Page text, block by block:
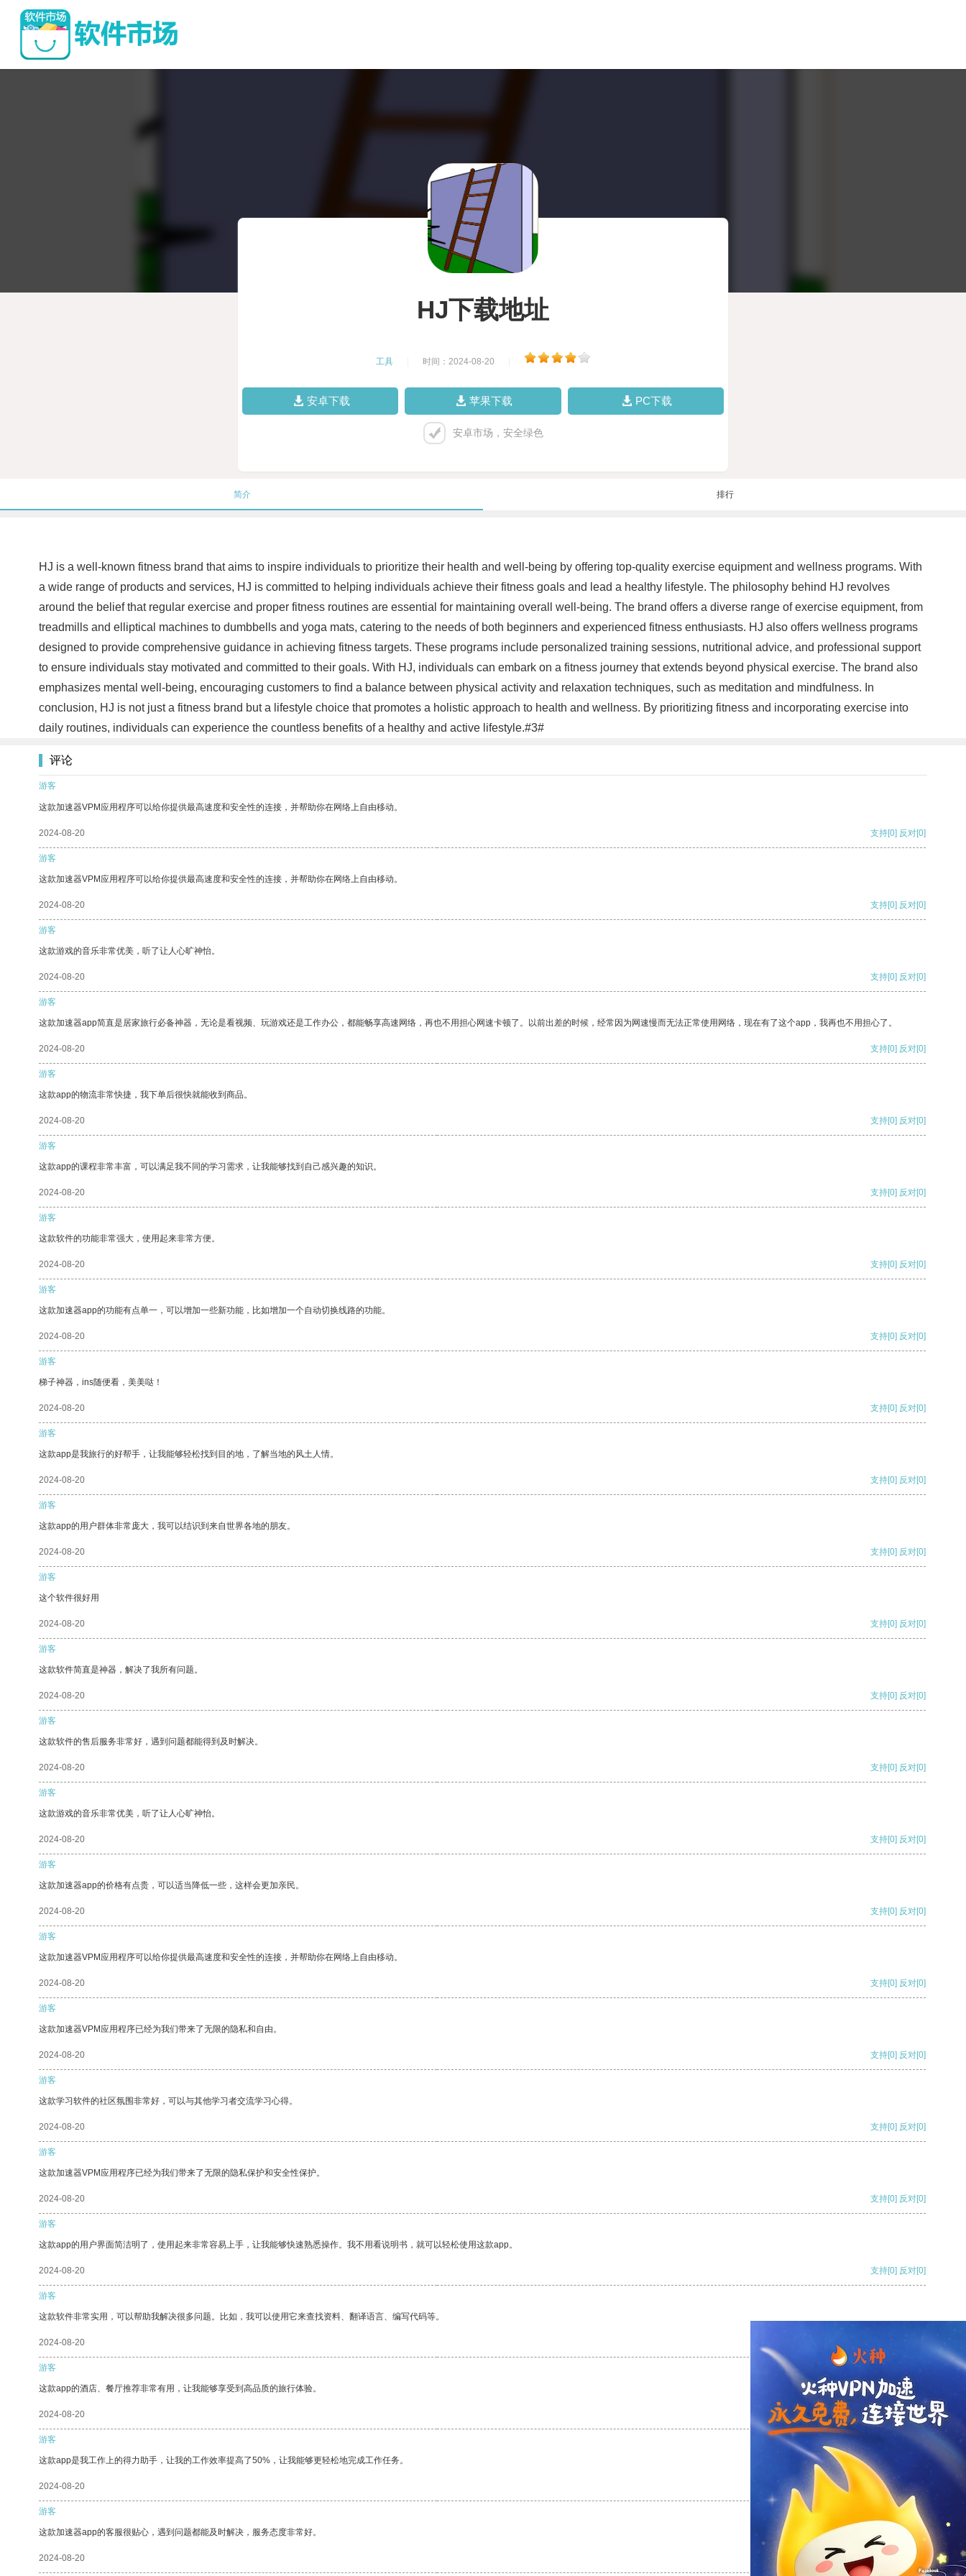
HJ下载地址
工具 时间：2024-08-20
安卓下载 苹果下载 PC下载
安卓市场，安全绿色
简介 排行
HJ is a well-known fitness brand that aims to inspire individuals to prioritize their health and well-being by offering top-quality exercise equipment and wellness programs. With
a wide range of products and services, HJ is committed to helping individuals achieve their fitness goals and lead a healthy lifestyle. The philosophy behind HJ revolves
around the belief that regular exercise and proper fitness routines are essential for maintaining overall well-being. The brand offers a diverse range of exercise equipment, from
treadmills and elliptical machines to dumbbells and yoga mats, catering to the needs of both beginners and experienced fitness enthusiasts. HJ also offers wellness programs
designed to provide comprehensive guidance in achieving fitness targets. These programs include personalized training sessions, nutritional advice, and professional support
to ensure individuals stay motivated and committed to their goals. With HJ, individuals can embark on a fitness journey that extends beyond physical exercise. The brand also
emphasizes mental well-being, encouraging customers to find a balance between physical activity and relaxation techniques, such as meditation and mindfulness. In
conclusion, HJ is not just a fitness brand but a lifestyle choice that promotes a holistic approach to health and wellness. By prioritizing fitness and incorporating exercise into
daily routines, individuals can experience the countless benefits of a healthy and active lifestyle.#3#
评论
游客
这款加速器VPM应用程序可以给你提供最高速度和安全性的连接，并帮助你在网络上自由移动。
2024-08-20 支持[0] 反对[0]
游客
这款加速器VPM应用程序可以给你提供最高速度和安全性的连接，并帮助你在网络上自由移动。
2024-08-20 支持[0] 反对[0]
游客
这款游戏的音乐非常优美，听了让人心旷神怡。
2024-08-20 支持[0] 反对[0]
游客
这款加速器app简直是居家旅行必备神器，无论是看视频、玩游戏还是工作办公，都能畅享高速网络，再也不用担心网速卡顿了。以前出差的时候，经常因为网速慢而无法正常使用网络，现在有了这个app，我再也不用担心了。
2024-08-20 支持[0] 反对[0]
游客
这款app的物流非常快捷，我下单后很快就能收到商品。
2024-08-20 支持[0] 反对[0]
游客
这款app的课程非常丰富，可以满足我不同的学习需求，让我能够找到自己感兴趣的知识。
2024-08-20 支持[0] 反对[0]
游客
这款软件的功能非常强大，使用起来非常方便。
2024-08-20 支持[0] 反对[0]
游客
这款加速器app的功能有点单一，可以增加一些新功能，比如增加一个自动切换线路的功能。
2024-08-20 支持[0] 反对[0]
游客
梯子神器，ins随便看，美美哒！
2024-08-20 支持[0] 反对[0]
游客
这款app是我旅行的好帮手，让我能够轻松找到目的地，了解当地的风土人情。
2024-08-20 支持[0] 反对[0]
游客
这款app的用户群体非常庞大，我可以结识到来自世界各地的朋友。
2024-08-20 支持[0] 反对[0]
游客
这个软件很好用
2024-08-20 支持[0] 反对[0]
游客
这款软件简直是神器，解决了我所有问题。
2024-08-20 支持[0] 反对[0]
游客
这款软件的售后服务非常好，遇到问题都能得到及时解决。
2024-08-20 支持[0] 反对[0]
游客
这款游戏的音乐非常优美，听了让人心旷神怡。
2024-08-20 支持[0] 反对[0]
游客
这款加速器app的价格有点贵，可以适当降低一些，这样会更加亲民。
2024-08-20 支持[0] 反对[0]
游客
这款加速器VPM应用程序可以给你提供最高速度和安全性的连接，并帮助你在网络上自由移动。
2024-08-20 支持[0] 反对[0]
游客
这款加速器VPM应用程序已经为我们带来了无限的隐私和自由。
2024-08-20 支持[0] 反对[0]
游客
这款学习软件的社区氛围非常好，可以与其他学习者交流学习心得。
2024-08-20 支持[0] 反对[0]
游客
这款加速器VPM应用程序已经为我们带来了无限的隐私保护和安全性保护。
2024-08-20 支持[0] 反对[0]
游客
这款app的用户界面简洁明了，使用起来非常容易上手，让我能够快速熟悉操作。我不用看说明书，就可以轻松使用这款app。
2024-08-20 支持[0] 反对[0]
游客
这款软件非常实用，可以帮助我解决很多问题。比如，我可以使用它来查找资料、翻译语言、编写代码等。
2024-08-20
游客
这款app的酒店、餐厅推荐非常有用，让我能够享受到高品质的旅行体验。
2024-08-20 支持 [0] 反对[0]
游客
这款app是我工作上的得力助手，让我的工作效率提高了50%，让我能够更轻松地完成工作任务。
2024-08-20 支持[0] 反对
游客
这款加速器app的客服很贴心，遇到问题都能及时解决，服务态度非常好。
2024-08-20 支持[0] 反对[0]